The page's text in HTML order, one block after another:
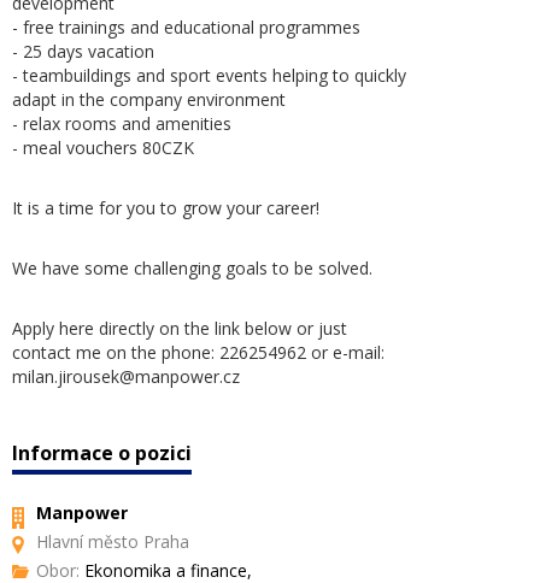
- free trainings and educational programmes
- 25 days vacation
- teambuildings and sport events helping to quickly
adapt in the company environment
- relax rooms and amenities
- meal vouchers 80CZK
It is a time for you to grow your career!
We have some challenging goals to be solved.
Apply here directly on the link below or just
contact me on the phone: 226254962 or e-mail:
milan.jirousek@manpower.cz
Informace o pozici
Manpower
Hlavní město Praha
Obor: Ekonomika a finance,